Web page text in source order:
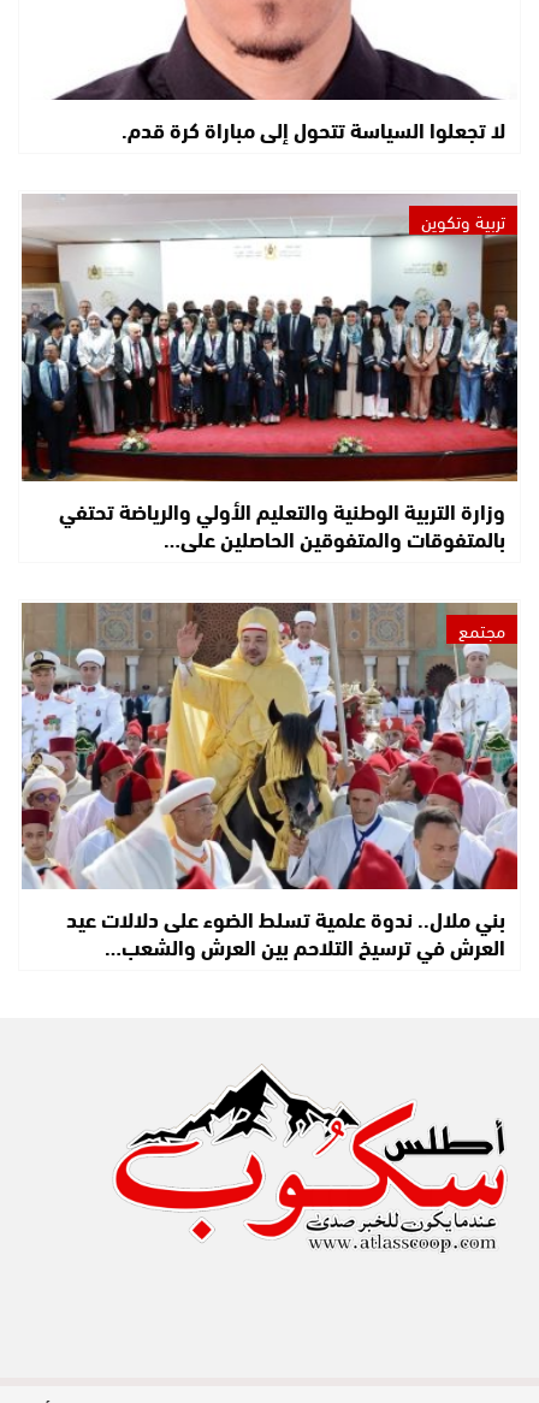
لا تجعلوا السياسة تتحول إلى مباراة كرة قدم.
تربية وتكوين
وزارة التربية الوطنية والتعليم الأولي والرياضة تحتفي
بالمتفوقات والمتفوقين الحاصلين على…
مجتمع
بني ملال.. ندوة علمية تسلط الضوء على دلالات عيد
العرش في ترسيخ التلاحم بين العرش والشعب…